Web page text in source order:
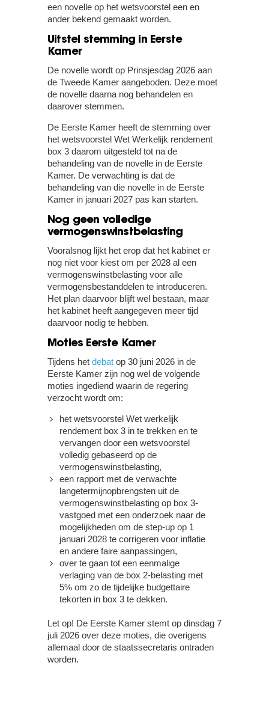
een novelle op het wetsvoorstel een en
ander bekend gemaakt worden.
Uitstel stemming in Eerste
Kamer
De novelle wordt op Prinsjesdag 2026 aan
de Tweede Kamer aangeboden. Deze moet
de novelle daarna nog behandelen en
daarover stemmen.
De Eerste Kamer heeft de stemming over
het wetsvoorstel Wet Werkelijk rendement
box 3 daarom uitgesteld tot na de
behandeling van de novelle in de Eerste
Kamer. De verwachting is dat de
behandeling van die novelle in de Eerste
Kamer in januari 2027 pas kan starten.
Nog geen volledige
vermogenswinstbelasting
Vooralsnog lijkt het erop dat het kabinet er
nog niet voor kiest om per 2028 al een
vermogenswinstbelasting voor alle
vermogensbestanddelen te introduceren.
Het plan daarvoor blijft wel bestaan, maar
het kabinet heeft aangegeven meer tijd
daarvoor nodig te hebben.
Moties Eerste Kamer
Tijdens het debat op 30 juni 2026 in de
Eerste Kamer zijn nog wel de volgende
moties ingediend waarin de regering
verzocht wordt om:
het wetsvoorstel Wet werkelijk
rendement box 3 in te trekken en te
vervangen door een wetsvoorstel
volledig gebaseerd op de
vermogenswinstbelasting,
een rapport met de verwachte
langetermijnopbrengsten uit de
vermogenswinstbelasting op box 3-
vastgoed met een onderzoek naar de
mogelijkheden om de step-up op 1
januari 2028 te corrigeren voor inflatie
en andere faire aanpassingen,
over te gaan tot een eenmalige
verlaging van de box 2-belasting met
5% om zo de tijdelijke budgettaire
tekorten in box 3 te dekken.
Let op! De Eerste Kamer stemt op dinsdag 7
juli 2026 over deze moties, die overigens
allemaal door de staatssecretaris ontraden
worden.